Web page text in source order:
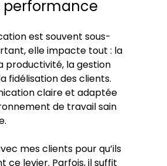
performance
est souvent sous-
elle impacte tout : la
productivité, la gestion
fidélisation des clients.
claire et adaptée
de travail sain
mes clients pour qu’ils
ce levier. Parfois, il suffit